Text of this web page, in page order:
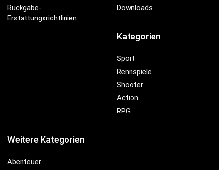
Rückgabe-
Erstattungsrichtlinien
Downloads
Kategorien
Sport
Rennspiele
Shooter
Action
RPG
Weitere Kategorien
Abenteuer